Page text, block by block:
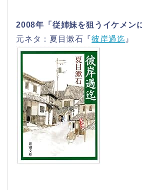
2008年「従姉妹を狙うイケメン
元ネタ：夏目漱石『彼岸過迄 』